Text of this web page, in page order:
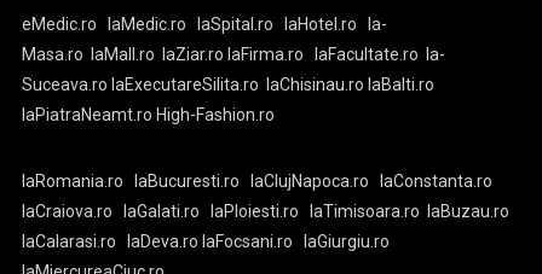
eMedic.ro laMedic.ro laSpital.ro laHotel.ro
la-
Masa.ro
laMall.ro laZiar.ro laFirma.ro laFacultate.ro
la-
Suceava.ro laExecutareSilita.ro laChisinau.ro laBalti.ro
laPiatraNeamt.ro High-Fashion.ro
laRomania.ro laBucuresti.ro laClujNapoca.ro
laConstanta.ro
laCraiova.ro
laGalati.ro laPloiesti.ro laTimisoara.ro
laBuzau.ro
laCalarasi.ro
laDeva.ro laFocsani.ro
laGiurgiu.ro